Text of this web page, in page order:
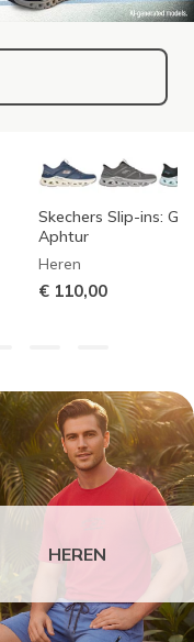
Skechers Slip-ins:
Aphtur
Heren
€ 110,00
HEREN